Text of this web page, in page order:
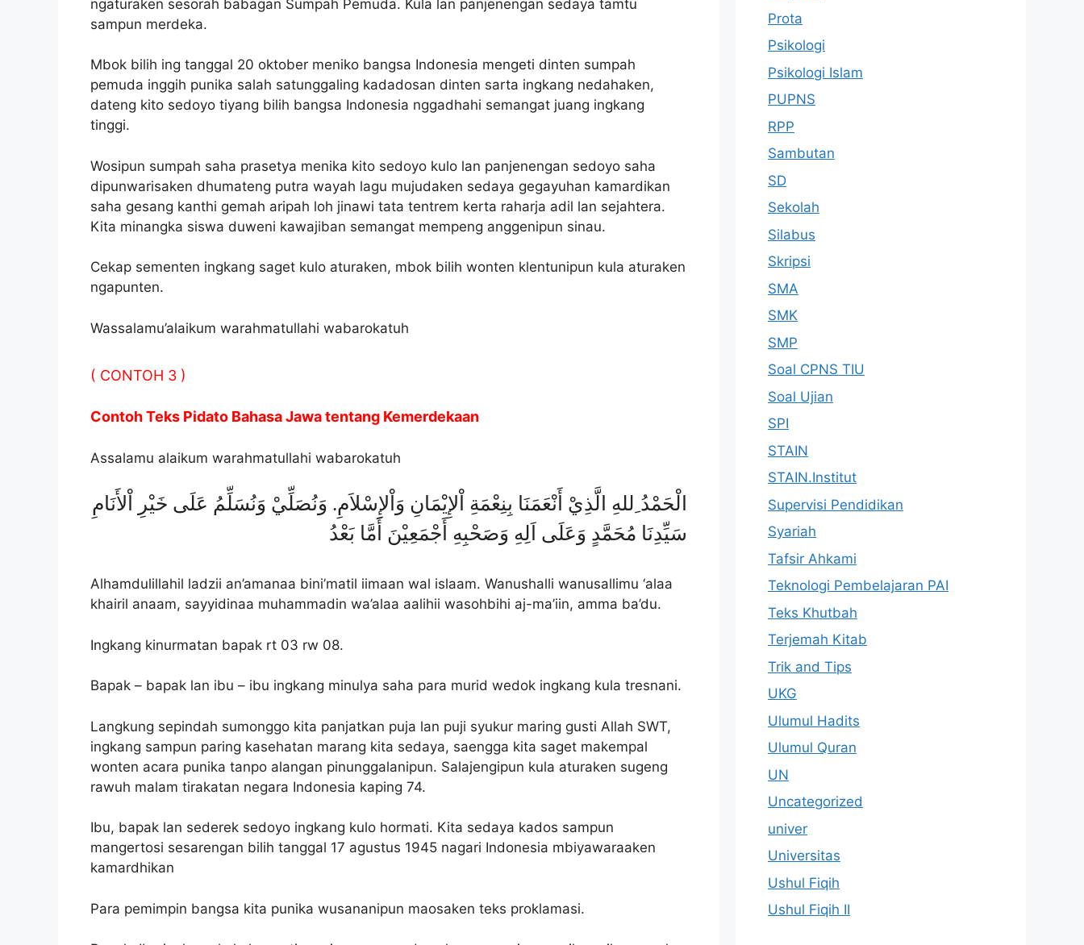
ngaturaken sesorah babagan Sumpah Pemuda. Kula lan panjenengan sedaya tamtu
sampun merdeka.
Mbok bilih ing tanggal 20 oktober meniko bangsa Indonesia mengeti dinten sumpah
pemuda inggih punika salah satunggaling kadadosan dinten sarta ingkang nedahaken,
dateng kito sedoyo tiyang bilih bangsa Indonesia nggadhahi semangat juang ingkang
tinggi.
Wosipun sumpah saha prasetya menika kito sedoyo kulo lan panjenengan sedoyo saha
dipunwarisaken dhumateng putra wayah lagu mujudaken sedaya gegayuhan kamardikan
saha gesang kanthi gemah aripah loh jinawi tata tentrem kerta raharja adil lan sejahtera.
Kita minangka siswa duweni kawajiban semangat mempeng anggenipun sinau.
Cekap sementen ingkang saget kulo aturaken, mbok bilih wonten klentunipun kula aturaken
ngapunten.
Wassalamu’alaikum warahmatullahi wabarokatuh
( CONTOH 3 )
Contoh Teks Pidato Bahasa Jawa tentang Kemerdekaan
Assalamu alaikum warahmatullahi wabarokatuh
الْحَمْدُ ِللهِ الَّذِيْ أَنْعَمَنَا بِنِعْمَةِ اْلإِيْمَانِ وَاْلإِسْلاَمِ. وَنُصَلِّيْ وَنُسَلِّمُ عَلَى خَيْرِ اْلأَنَامِ
سَيِّدِنَا مُحَمَّدٍ وَعَلَى اَلِهِ وَصَحْبِهِ أَجْمَعِيْنَ أَمَّا بَعْدُ
Alhamdulillahil ladzii an’amanaa bini’matil iimaan wal islaam. Wanushalli wanusallimu ‘alaa
khairil anaam, sayyidinaa muhammadin wa’alaa aalihii wasohbihi aj-ma’iin, amma ba’du.
Ingkang kinurmatan bapak rt 03 rw 08.
Bapak – bapak lan ibu – ibu ingkang minulya saha para murid wedok ingkang kula tresnani.
Langkung sepindah sumonggo kita panjatkan puja lan puji syukur maring gusti Allah SWT,
ingkang sampun paring kasehatan marang kita sedaya, saengga kita saget makempal
wonten acara punika tanpo alangan pinunggalanipun. Salajengipun kula aturaken sugeng
rawuh malam tirakatan negara Indonesia kaping 74.
Ibu, bapak lan sederek sedoyo ingkang kulo hormati. Kita sedaya kados sampun
mangertosi sesarengan bilih tanggal 17 agustus 1945 nagari Indonesia mbiyawaraaken
kamardhikan
Para pemimpin bangsa kita punika wusananipun maosaken teks proklamasi.
Prota
Psikologi
Psikologi Islam
PUPNS
RPP
Sambutan
SD
Sekolah
Silabus
Skripsi
SMA
SMK
SMP
Soal CPNS TIU
Soal Ujian
SPI
STAIN
STAIN.Institut
Supervisi Pendidikan
Syariah
Tafsir Ahkami
Teknologi Pembelajaran PAI
Teks Khutbah
Terjemah Kitab
Trik and Tips
UKG
Ulumul Hadits
Ulumul Quran
UN
Uncategorized
univer
Universitas
Ushul Fiqih
Ushul Fiqih II